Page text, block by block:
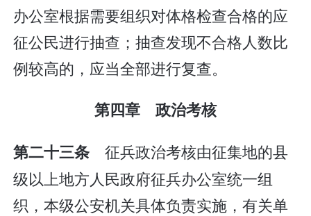
办公室根据需要组织对体格检查合格的应
征公民进行抽查；抽查发现不合格人数比
例较高的，应当全部进行复查。
第四章 政治考核
第二十三条 征兵政治考核由征集地的县
级以上地方人民政府征兵办公室统一组
织，本级公安机关具体负责实施，有关单